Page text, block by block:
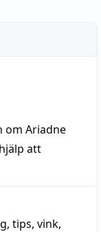
om Ariadne
hjälp att
, tips, vink,